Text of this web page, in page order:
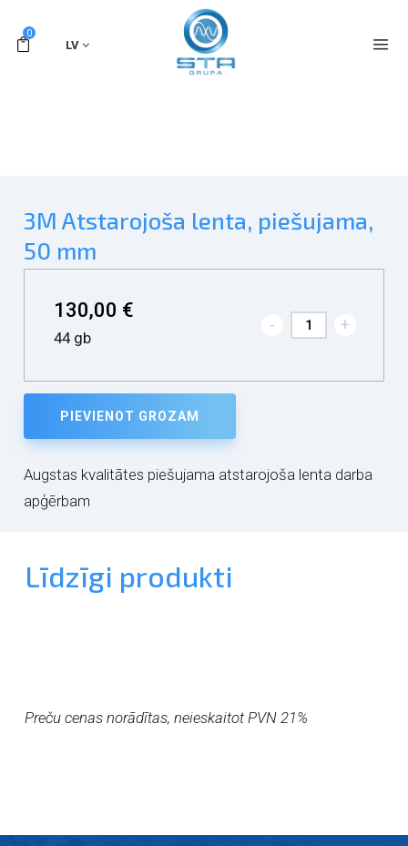
0
LV
3M Atstarojoša lenta, piešujama,
50 mm
130,00 €
44 gb
- +
PIEVIENOT GROZAM
Augstas kvalitātes piešujama atstarojoša lenta darba
apģērbam
Līdzīgi produkti
Preču cenas norādītas, neieskaitot PVN 21%